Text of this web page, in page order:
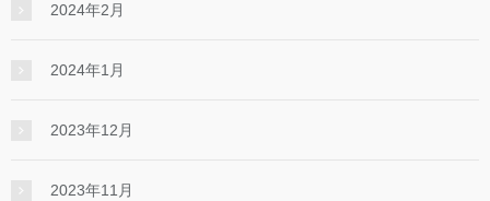
2024年2月
2024年1月
2023年12月
2023年11月